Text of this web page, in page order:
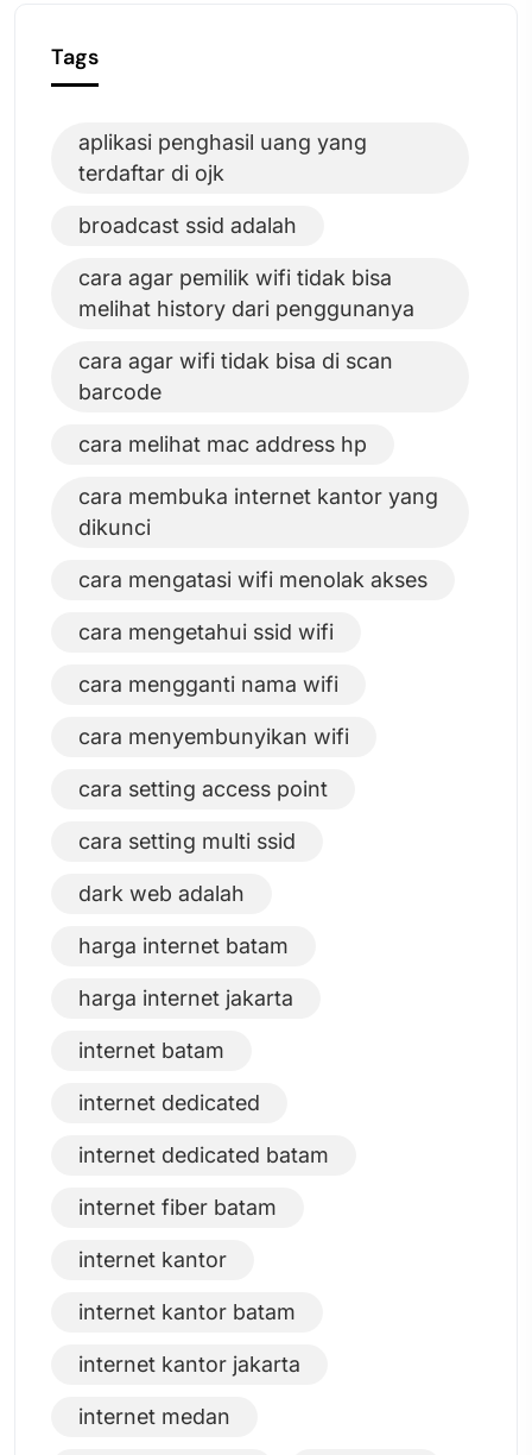
Tags
aplikasi penghasil uang yang
terdaftar di ojk
broadcast ssid adalah
cara agar pemilik wifi tidak bisa
melihat history dari penggunanya
cara agar wifi tidak bisa di scan
barcode
cara melihat mac address hp
cara membuka internet kantor yang
dikunci
cara mengatasi wifi menolak akses
cara mengetahui ssid wifi
cara mengganti nama wifi
cara menyembunyikan wifi
cara setting access point
cara setting multi ssid
dark web adalah
harga internet batam
harga internet jakarta
internet batam
internet dedicated
internet dedicated batam
internet fiber batam
internet kantor
internet kantor batam
internet kantor jakarta
internet medan